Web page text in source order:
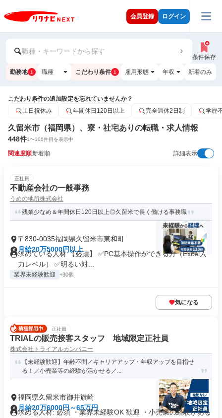
会員登録 ログイン
職種・キーワードから探す
条件保存
勤務地 1 職種 こだわり条件 1 雇用形態 年収 新着のみ
こだわり条件の追加設定を忘れていませんか？
土日祝休み
年間休日120日以上 完全週休2日制 学歴
久留米市（福岡県）、寮・社宅ありの転職・求人情報
448件1〜100件目を表示中
関連度順新着順 詳細表示
正社員
不動産会社の一般事務
うめの地所株式会社
残業少なめ＆年間休日120日以上◎久留米で長く働ける事務職
〒830-0035福岡県久留米市東和町
月給20万5000円以上
求めている人材 【必須】 ✅PC基本操作ができる方（Excel入
力レベル） ✅明るい対...
業界未経験歓迎 +30個
気になる
正社員
TRIALの販売接客スタッフ 地域限定正社員
株式会社トライアルカンパニー
【未経験歓迎】年齢不問／キャリアアップ・年収アップを目指せ
る！／小売業等の経験が活かせる／...
福岡県久留米市御井旗崎
月給20万6000円～65万円
求める人材: 必須 ・業界未経験OK 歓迎 ・小売業の経験がある